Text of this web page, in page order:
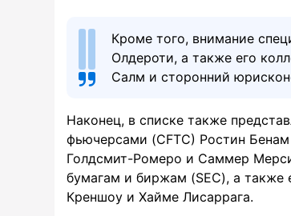
Кроме того, внимание
Олдероти, а также его
Салм и сторонний
Наконец, в списке также
фьючерсами (CFTC) Ростин
Голдсмит-Ромеро и Саммер
бумагам и биржам (SEC), а также
Креншоу и Хайме Лисаррага.